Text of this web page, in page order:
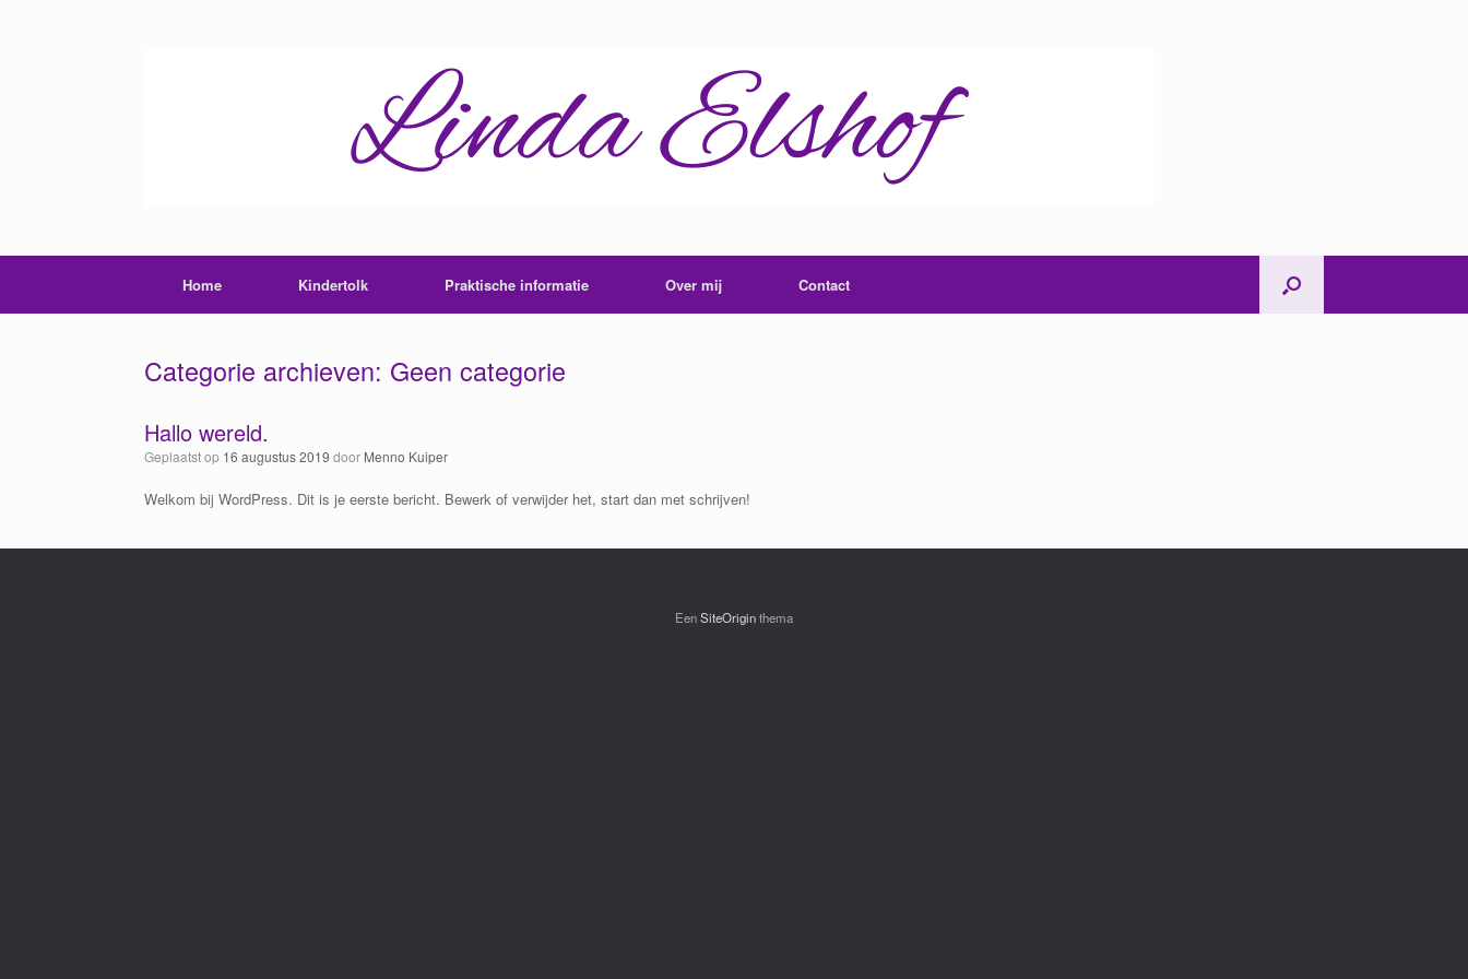
Home Kindertolk Praktische informatie Over mij Contact
Categorie archieven: Geen categorie
Hallo wereld.
Geplaatst op 16 augustus 2019 door Menno Kuiper
Welkom bij WordPress. Dit is je eerste bericht. Bewerk of verwijder het, start dan met schrijven!
EenSiteOriginthema